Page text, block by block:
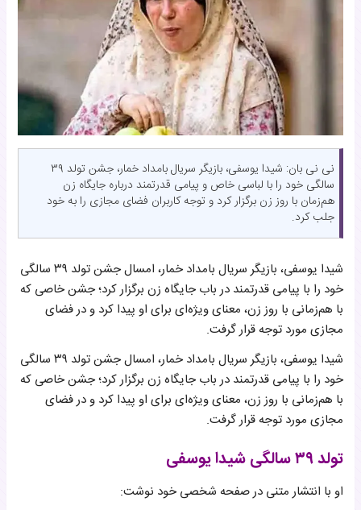
نی نی بان: شیدا یوسفی، بازیگر سریال بامداد خمار، جشن تولد ۳۹
سالگی خود را با لباسی خاص و پیامی قدرتمند درباره جایگاه زن
هم‌زمان با روز زن برگزار کرد و توجه کاربران فضای مجازی را به خود
جلب کرد.
شیدا یوسفی، بازیگر سریال بامداد خمار، امسال جشن تولد ۳۹ سالگی
خود را با پیامی قدرتمند در باب جایگاه زن برگزار کرد؛ جشن خاصی که
با هم‌زمانی با روز زن، معنای ویژه‌ای برای او پیدا کرد و در فضای
مجازی مورد توجه قرار گرفت.
شیدا یوسفی، بازیگر سریال بامداد خمار، امسال جشن تولد ۳۹ سالگی
خود را با پیامی قدرتمند در باب جایگاه زن برگزار کرد؛ جشن خاصی که
با هم‌زمانی با روز زن، معنای ویژه‌ای برای او پیدا کرد و در فضای
مجازی مورد توجه قرار گرفت.
تولد ۳۹ سالگی شیدا یوسفی
او با انتشار متنی در صفحه شخصی خود نوشت: